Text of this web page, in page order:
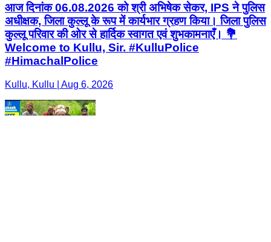
आज दिनांक 06.08.2026 को श्री अभिषेक सेकर, IPS ने पुलिस
अधीक्षक, जिला कुल्लू के रूप में कार्यभार ग्रहण किया। जिला पुलिस
कुल्लू परिवार की ओर से हार्दिक स्वागत एवं शुभकामनाएँ। 💐
Welcome to Kullu, Sir. #KulluPolice
#HimachalPolice
Kullu, Kullu | Aug 6, 2026